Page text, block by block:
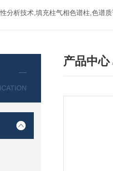
分析技术,填充柱气相色谱柱,色谱
产品中心